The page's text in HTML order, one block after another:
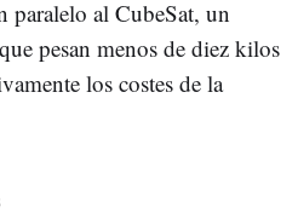
paralelo al CubeSat, un
pesan menos de diez kilos
los costes de la